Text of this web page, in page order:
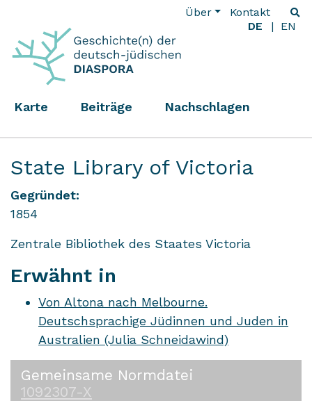
Über
Kontakt
DE
EN
Karte Beiträge Nachschlagen
State Library of Victoria
Gegründet:
1854
Zentrale Bibliothek des Staates Victoria
Erwähnt in
Von Altona nach Melbourne.
Deutschsprachige Jüdinnen und Juden in
Australien (Julia Schneidawind)
Gemeinsame Normdatei
1092307-X